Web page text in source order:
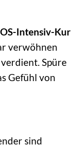
Intensiv-Kur
verwöhnen
Spüre
Gefühl von
sind